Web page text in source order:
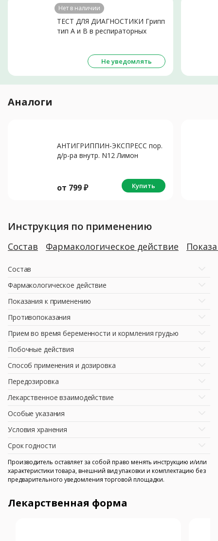
Нет в наличии
ТЕСТ ДЛЯ ДИАГНОСТИКИ Грипп
тип А и В в респираторных
Не уведомлять
Аналоги
АНТИГРИППИН-ЭКСПРЕСС пор.
д/р-ра внутр. N12 Лимон
от 799₽ Купить
Инструкция по применению
Состав Фармакологическое действие
Состав
Фармакологическое действие
Показания к применению
Противопоказания
Прием во время беременности и кормления грудью
Побочные действия
Способ применения и дозировка
Передозировка
Лекарственное взаимодействие
Особые указания
Условия хранения
Срок годности
Производитель оставляет за собой право менять инструкцию и/или
характеристики товара, внешний вид упаковки и комплектацию без
предварительного уведомления торговой площадки.
Лекарственная форма